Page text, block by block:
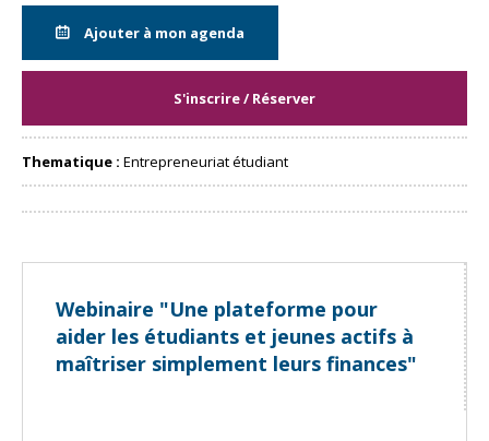
Ajouter à mon agenda
S'inscrire / Réserver
Thematique : Entrepreneuriat étudiant
Webinaire "Une plateforme pour
aider les étudiants et jeunes actifs à
maîtriser simplement leurs finances"